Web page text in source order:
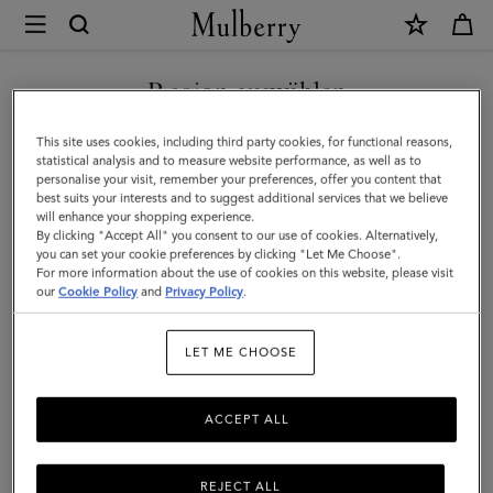
Mulberry
Herrengürtel
|
Kleinlederwaren
für
Herren
|
Herren
Entdecken Sie Mulberrys Auswahl an Ledergürteln für Herren. Ob
in Schwarz oder Braun, mit Schnalle oder ohne, hier finden Sie die
aktuellen Modelle.
Alle Accessoires Portemonnaies Schals Hüte &
Region auswählen
Sie befinden sich auf unserer Seite für Belgien, aber wir haben
festgestellt, dass Sie hier sind: Vereinigte Staaten.
SEITE FÜR VEREINIGTE
STAATEN BESUCHEN
AUF FOLGENDER WEBSEITE
FORTFAHREN: BELGIEN
This site uses cookies, including third party cookies, for functional reasons,
statistical analysis and to measure website performance, as well as to
personalise your visit, remember your preferences, offer you content that
best suits your interests and to suggest additional services that we believe
will enhance your shopping experience.
By clicking "Accept All" you consent to our use of cookies. Alternatively,
you can set your cookie preferences by clicking "Let Me Choose".
For more information about the use of cookies on this website, please visit
ourCookie Policy and Privacy Policy.
LET ME CHOOSE
REJECT ALL
ACCEPT ALL